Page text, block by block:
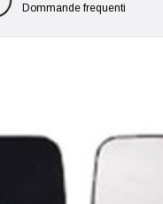
Dommande frequenti